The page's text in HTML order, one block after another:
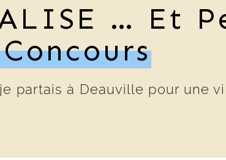
… Et
partais à Deauville pour une